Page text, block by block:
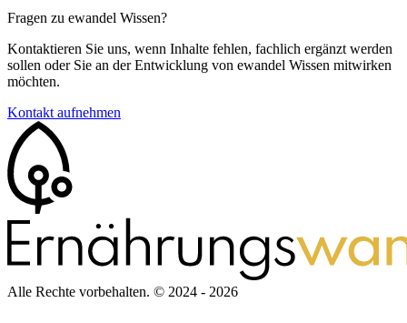
Fragen zu ewandel Wissen?
Kontaktieren Sie uns, wenn Inhalte fehlen, fachlich ergänzt werden
sollen oder Sie an der Entwicklung von ewandel Wissen mitwirken
möchten.
Kontakt aufnehmen
Alle Rechte vorbehalten. © 2024 - 2026